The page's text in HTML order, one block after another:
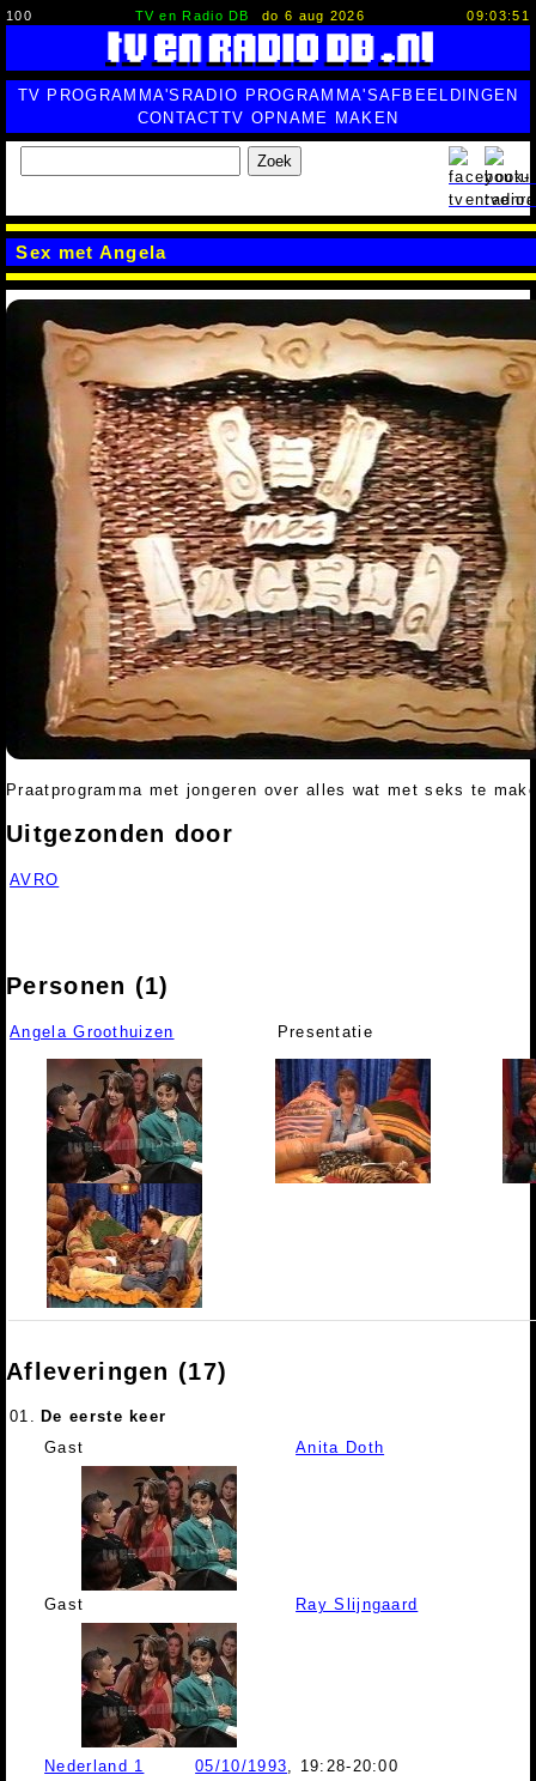
100 TV en Radio DB do 6 aug 2026 09:03:53
TV PROGRAMMA'S RADIO PROGRAMMA'SAFBEELDINGEN
CONTACTTV OPNAME MAKEN
Zoek
Sex met Angela
Praatprogramma met jongeren over alles wat met seks te
Uitgezonden door
AVRO
Personen (1)
Angela Groothuizen Presentatie
Afleveringen (17)
01. De eerste keer
Gast
Anita Doth
Gast Ray Slijngaard
Nederland 1 05/10/1993, 19:28-20:00